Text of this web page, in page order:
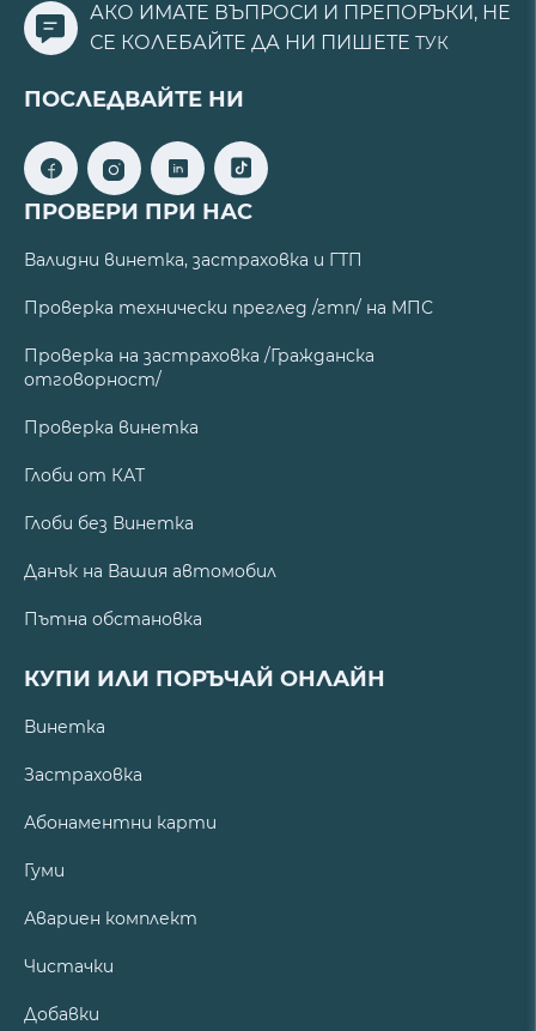
АКО ИМАТЕ ВЪПРОСИ И ПРЕПОРЪКИ, НЕ
СЕ КОЛЕБАЙТЕ ДА НИ ПИШЕТЕ ТУК
ПОСЛЕДВАЙТЕ НИ
ПРОВЕРИ ПРИ НАС
Валидни винетка, застраховка и ГТП
Проверка технически преглед /гтп/ на МПС
Проверка на застраховка /Гражданска
отговорност/
Проверка винетка
Глоби от КАТ
Глоби без Винетка
Данък на Вашия автомобил
Пътна обстановка
КУПИ ИЛИ ПОРЪЧАЙ ОНЛАЙН
Винетка
Застраховка
Абонаментни карти
Гуми
Авариен комплект
Чистачки
Добавки